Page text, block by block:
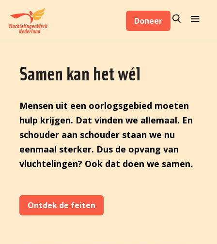
Doneer Zoeken
Zoeken
Samen kan het wél
Mensen uit een oorlogsgebied moeten
hulp krijgen. Dat vinden we allemaal. En
schouder aan schouder staan we nu
eenmaal sterker. Dus de opvang van
vluchtelingen? Ook dat doen we samen.
Ontdek de feiten